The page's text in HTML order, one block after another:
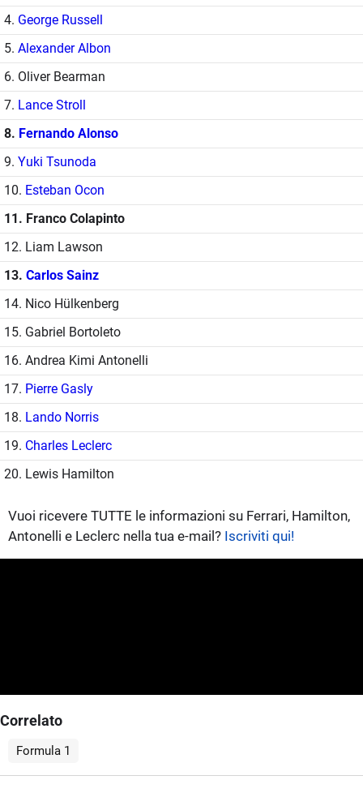
4. George Russell
5. Alexander Albon
6. Oliver Bearman
7. Lance Stroll
8. Fernando Alonso
9. Yuki Tsunoda
10. Esteban Ocon
11. Franco Colapinto
12. Liam Lawson
13. Carlos Sainz
14. Nico Hülkenberg
15. Gabriel Bortoleto
16. Andrea Kimi Antonelli
17. Pierre Gasly
18. Lando Norris
19. Charles Leclerc
20. Lewis Hamilton
Vuoi ricevere TUTTE le informazioni su Ferrari, Hamilton,
Antonelli e Leclerc nella tua e-mail? Iscriviti qui!
Correlato
Formula 1